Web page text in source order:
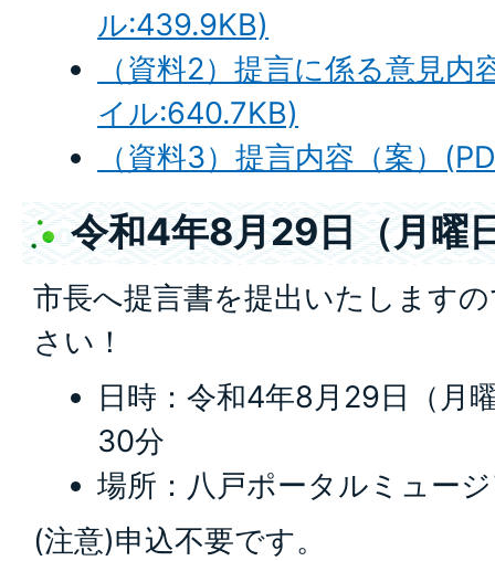
ル:439.9KB)
（資料2）提言に係る意見
イル:640.7KB)
（資料3）提言内容（案）
令和4年8月29日（月曜
市長へ提言書を提出いたします
さい！
日時：令和4年8月29日（月
30分
場所：八戸ポータルミュー
(注意)申込不要です。